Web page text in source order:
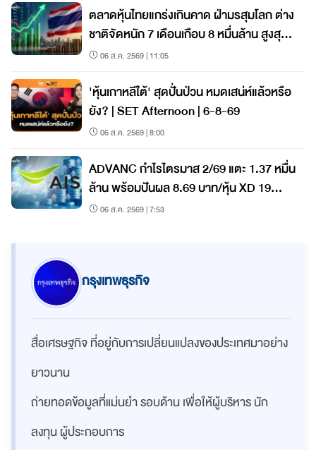
ตลาดหุ้นไทยแกร่งเกินคาด ฝ่ามรสุมโลก ต่าง
ชาติจัดหนัก 7 เดือนเกือบ 8 หมื่นล้าน สูงสุด
ในภูมิภาค
06 ส.ค. 2569 | 11:05
'หุ้นเกาหลีใต้' สุดปั่นป่วน หมดเสน่ห์แล้วหรือ
ยัง? | SET Afternoon | 6-8-69
06 ส.ค. 2569 | 8:00
ADVANC กำไรไตรมาส 2/69 แตะ 1.37 หมื่น
ล้าน พร้อมปันผล 8.69 บาท/หุ้น XD 19
ส.ค.นี้
06 ส.ค. 2569 | 7:53
กรุงเทพธุรกิจ
สื่อเศรษฐกิจ ที่อยู่กับการเปลี่ยนแปลงของประเทศมาอย่าง
ยาวนาน
ถ่ายทอดข้อมูลที่แม่นยำ รอบด้าน เพื่อให้ผู้บริหาร นัก
ลงทุน ผู้ประกอบการ